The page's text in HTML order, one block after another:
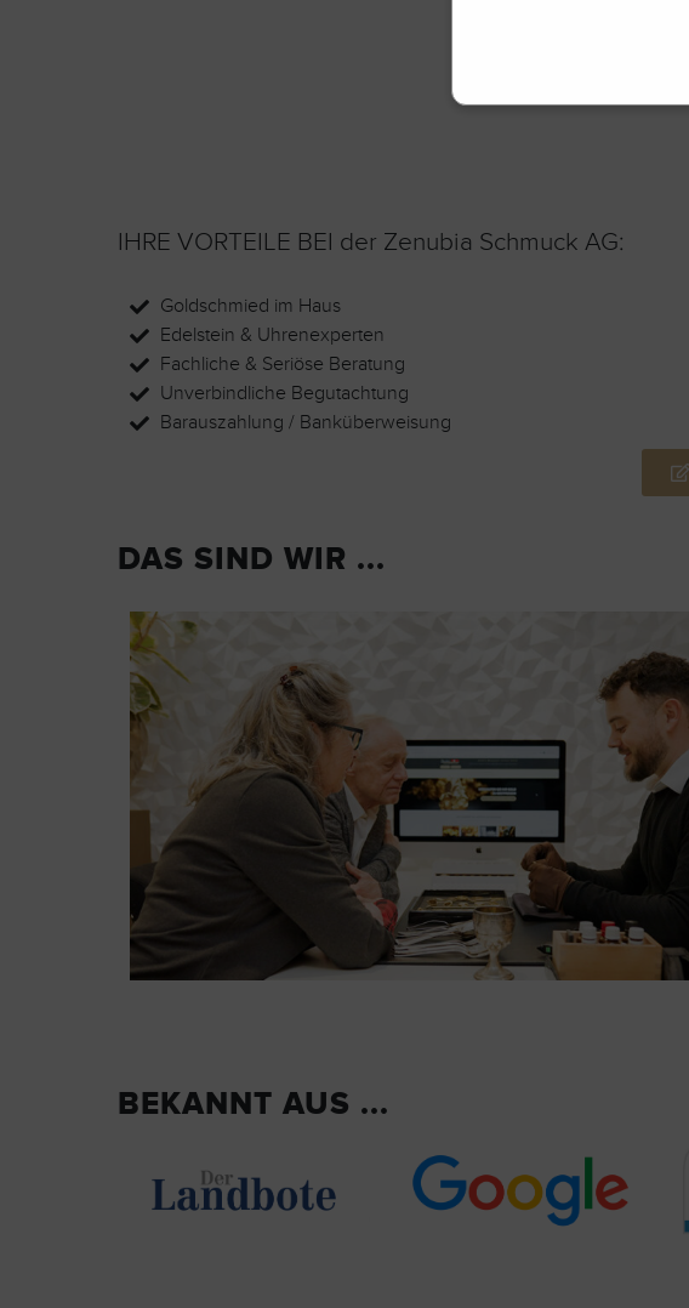
IHRE VORTEILE BEI der Zenubia Schmuck AG:
Goldschmied im Haus
Edelstein & Uhrenexperten
Fachliche & Seriöse Beratung
Unverbindliche Begutachtung
Barauszahlung / Banküberweisung
DAS SIND WIR ...
BEKANNT AUS ...